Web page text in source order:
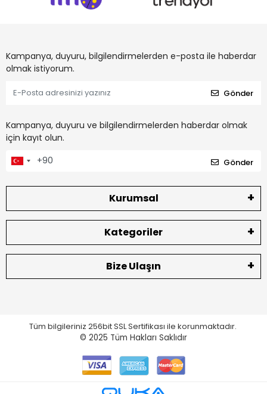
Kampanya, duyuru, bilgilendirmelerden e-posta ile haberdar
olmak istiyorum.
Gönder
Kampanya, duyuru ve bilgilendirmelerden haberdar olmak
için kayıt olun.
Gönder
Kurumsal
Kategoriler
Bize Ulaşın
Tüm bilgileriniz 256bit SSL Sertifikası ile korunmaktadır.
© 2025 Tüm Hakları Saklıdır